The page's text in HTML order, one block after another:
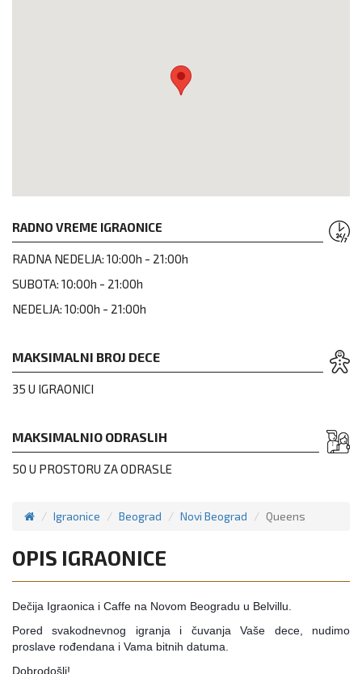
RADNO VREME IGRAONICE
RADNA NEDELJA: 10:00h - 21:00h
SUBOTA: 10:00h - 21:00h
NEDELJA: 10:00h - 21:00h
MAKSIMALNI BROJ DECE
35 U IGRAONICI
MAKSIMALNIO ODRASLIH
50 U PROSTORU ZA ODRASLE
Igraonice Beograd Novi Beograd Queens
OPIS IGRAONICE
Dečija Igraonica i Caffe na Novom Beogradu u Belvillu.
Pored svakodnevnog igranja i čuvanja Vaše dece, nudimo
proslave rođendana i Vama bitnih datuma.
Dobrodošli!